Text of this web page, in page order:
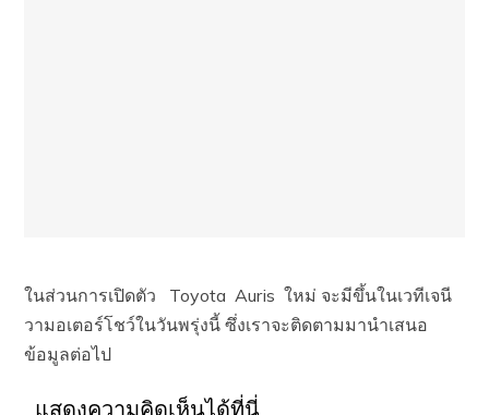
ในส่วนการเปิดตัว Toyota Auris ใหม่ จะมีขึ้นในเวทีเจนี
วามอเตอร์โชว์ในวันพรุ่งนี้ ซึ่งเราจะติดตามมานำเสนอ
ข้อมูลต่อไป
แสดงความคิดเห็นได้ที่นี่